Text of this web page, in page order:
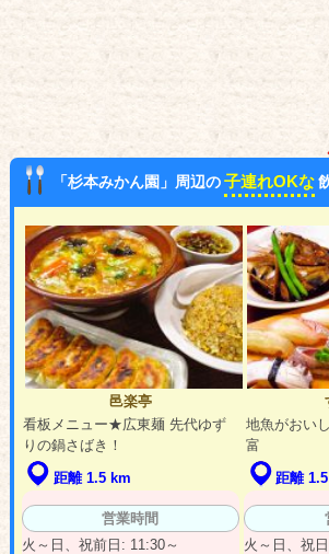
「杉本みかん園」周辺の子連れOKな
邑楽亭
看板メニュー★広東麺 先代ゆず
りの鍋さばき！
距離 1.5 km
営業時間
火～日、祝前日: 11:30～
地魚がおい
富
距離
火～日、祝